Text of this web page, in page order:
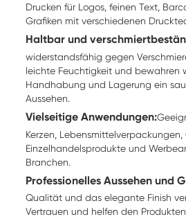
Drucken für Logos, feinen Text,
Grafiken mit verschiedenen
Haltbar und
widerstandsfähig gegen
leichte Feuchtigkeit und bewahren
Handhabung und Lagerung ein
Aussehen.
Vielseitige Anwendungen:
Kerzen, Lebensmittelverpackungen,
Einzelhandelsprodukte und
Branchen.
Professionelles Aussehen und
Qualität und das elegante Finish
Vertrauen und helfen den